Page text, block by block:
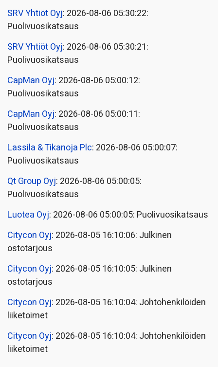
SRV Yhtiöt Oyj: 2026-08-06 05:30:22:
Puolivuosikatsaus
SRV Yhtiöt Oyj: 2026-08-06 05:30:21:
Puolivuosikatsaus
CapMan Oyj: 2026-08-06 05:00:12:
Puolivuosikatsaus
CapMan Oyj: 2026-08-06 05:00:11:
Puolivuosikatsaus
Lassila & Tikanoja Plc: 2026-08-06 05:00:07:
Puolivuosikatsaus
Qt Group Oyj: 2026-08-06 05:00:05:
Puolivuosikatsaus
Luotea Oyj: 2026-08-06 05:00:05: Puolivuosikatsaus
Citycon Oyj: 2026-08-05 16:10:06: Julkinen
ostotarjous
Citycon Oyj: 2026-08-05 16:10:05: Julkinen
ostotarjous
Citycon Oyj: 2026-08-05 16:10:04: Johtohenkilöiden
liiketoimet
Citycon Oyj: 2026-08-05 16:10:04: Johtohenkilöiden
liiketoimet